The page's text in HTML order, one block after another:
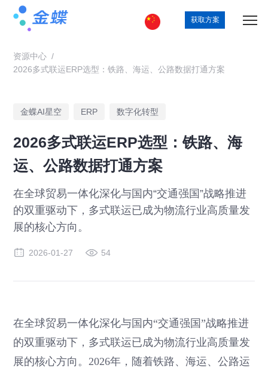
获取方案
资源中心 /
2026多式联运ERP选型：铁路、海运、公路数据打通方案
金蝶AI星空 ERP 数字化转型
2026多式联运ERP选型：铁路、海
运、公路数据打通方案
在全球贸易一体化深化与国内“交通强国”战略推进
的双重驱动下，多式联运已成为物流行业高质量发
展的核心方向。
2026-01-27 54
在全球贸易一体化深化与国内“交通强国”战略推进
的双重驱动下，多式联运已成为物流行业高质量发
展的核心方向。2026年，随着铁路、海运、公路运